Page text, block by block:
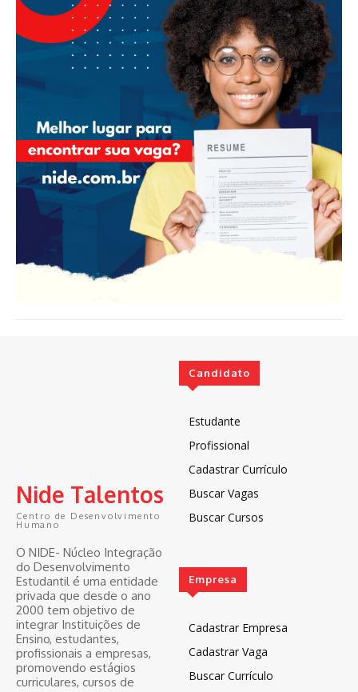
Nide Talentos
Centro de Desenvolvimento
Humano
O NIDE- Núcleo Integração
do Desenvolvimento
Estudantil é uma entidade
privada que desde o ano
2000 tem objetivo de
integrar Instituições de
Ensino, estudantes,
profissionais a empresas,
promovendo estágios
curriculares, cursos de
Candidato
Estudante
Profissional
Cadastrar Currículo
Buscar Vagas
Buscar Cursos
Empresa
Cadastrar Empresa
Cadastrar Vaga
Buscar Currículo